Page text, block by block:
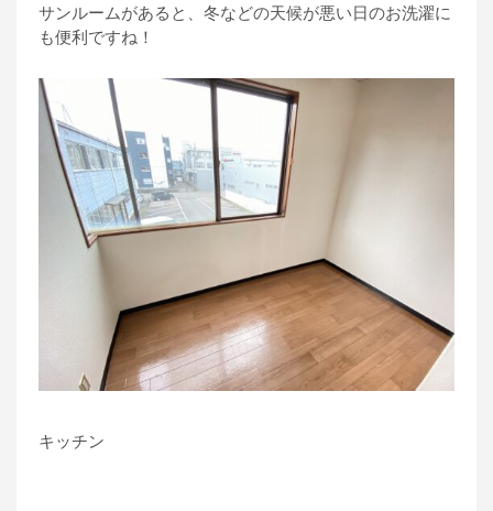
サンルームがあると、冬などの天候が悪い日のお洗濯に
も便利ですね！
キッチン